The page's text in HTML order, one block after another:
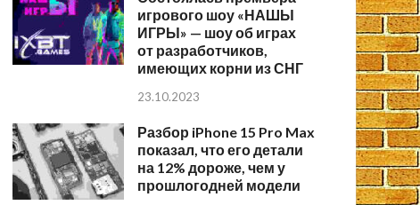
игрового шоу «НАШЫ
ИГРЫ» — шоу об играх
от разработчиков,
имеющих корни из СНГ
23.10.2023
Разбор iPhone 15 Pro Max
показал, что его детали
на 12% дороже, чем у
прошлогодней модели